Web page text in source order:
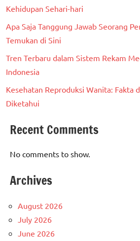
Kehidupan Sehari-hari
Apa Saja Tanggung Jawab Seorang
Temukan di Sini
Tren Terbaru dalam Sistem Rekam
Indonesia
Kesehatan Reproduksi Wanita: Fakta
Diketahui
Recent Comments
No comments to show.
Archives
August 2026
July 2026
June 2026